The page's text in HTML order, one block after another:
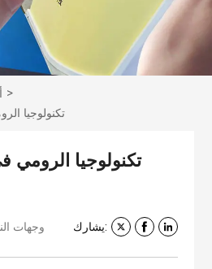
>
تكنولوجيا
تكنولوجيا
وجهات يشارك: